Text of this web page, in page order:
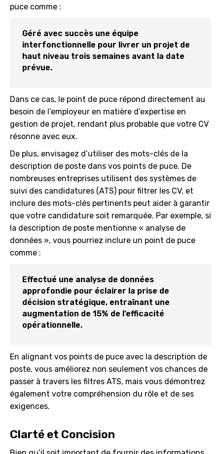
puce comme :
Géré avec succès une équipe
interfonctionnelle pour livrer un projet de
haut niveau trois semaines avant la date
prévue.
Dans ce cas, le point de puce répond directement au
besoin de l’employeur en matière d’expertise en
gestion de projet, rendant plus probable que votre CV
résonne avec eux.
De plus, envisagez d’utiliser des mots-clés de la
description de poste dans vos points de puce. De
nombreuses entreprises utilisent des systèmes de
suivi des candidatures (ATS) pour filtrer les CV, et
inclure des mots-clés pertinents peut aider à garantir
que votre candidature soit remarquée. Par exemple, si
la description de poste mentionne « analyse de
données », vous pourriez inclure un point de puce
comme :
Effectué une analyse de données
approfondie pour éclairer la prise de
décision stratégique, entraînant une
augmentation de 15% de l’efficacité
opérationnelle.
En alignant vos points de puce avec la description de
poste, vous améliorez non seulement vos chances de
passer à travers les filtres ATS, mais vous démontrez
également votre compréhension du rôle et de ses
exigences.
Clarté et Concision